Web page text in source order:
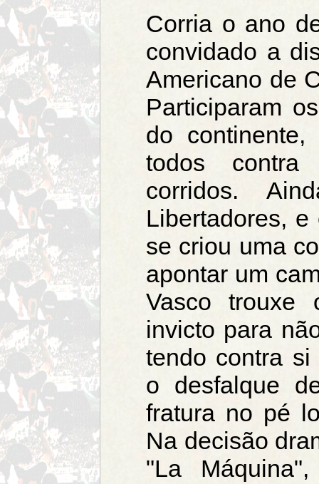
Corria o ano
convidado a
Americano de
Participaram
do
todos contra
corridos.
Libertadores,
se criou uma
apontar um
Vasco trouxe
invicto para
tendo contra si
o desfalque
fratura no pé
Na decisão
"La